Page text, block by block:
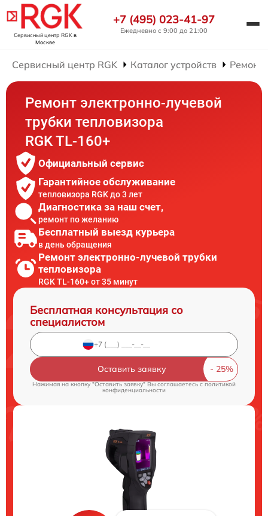
Сервисный центр RGKв
Москве
+7 (495) 023-41-97
Ежедневно с 9:00 до 21:00
Сервисный центр RGK Каталог устройств Ремонт
Ремонт электронно-лучевой
трубки тепловизора
RGK TL-160+
Официальный сервис
Гарантийное обслуживание
тепловизора RGK до 3 лет
Диагностика за наш счет,
ремонт по желанию
Бесплатный выезд курьера
в день обращения
Ремонт электронно-лучевой трубки
тепловизора
RGK TL-160+ от 35 минут
Бесплатная консультация со
специалистом
Оставить заявку
Нажимая на кнопку "Оставить заявку" Вы соглашаетесь cполитикой
конфиденциальности